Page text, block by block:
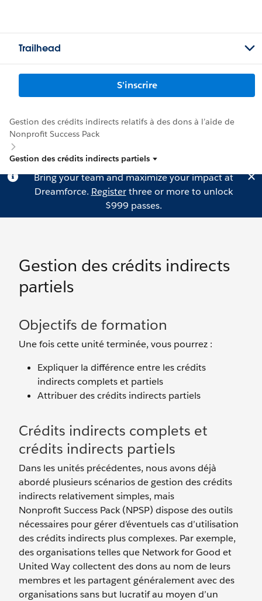
Trailhead
S'inscrire
Gestion des crédits indirects relatifs à des dons à l’aide de
Nonprofit Success Pack
Gestion des crédits indirects partiels
Bring your team and maximize your impact at
Dreamforce. Registerthree or more to unlock
$999 passes.
Gestion des crédits indirects
partiels
Objectifs de formation
Une fois cette unité terminée, vous pourrez :
Expliquer la différence entre les crédits
indirects complets et partiels
Attribuer des crédits indirects partiels
Crédits indirects complets et
crédits indirects partiels
Dans les unités précédentes, nous avons déjà
abordé plusieurs scénarios de gestion des crédits
indirects relativement simples, mais
Nonprofit Success Pack (NPSP) dispose des outils
nécessaires pour gérer d’éventuels cas d’utilisation
des crédits indirects plus complexes. Par exemple,
des organisations telles que Network for Good et
United Way collectent des dons au nom de leurs
membres et les partagent généralement avec des
organisations sans but lucratif au moyen d’un